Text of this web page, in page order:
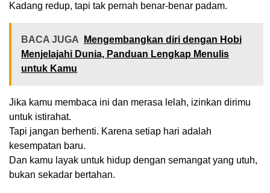
Kadang redup, tapi tak pernah benar-benar padam.
BACA JUGA
Mengembangkan diri dengan Hobi
Menjelajahi Dunia, Panduan Lengkap Menulis
untuk Kamu
Jika kamu membaca ini dan merasa lelah, izinkan dirimu
untuk istirahat.
Tapi jangan berhenti. Karena setiap hari adalah
kesempatan baru.
Dan kamu layak untuk hidup dengan semangat yang utuh,
bukan sekadar bertahan.